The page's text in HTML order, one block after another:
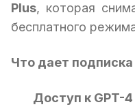
Plus, которая
бесплатного
Что дает подписка
Доступ к GPT-4